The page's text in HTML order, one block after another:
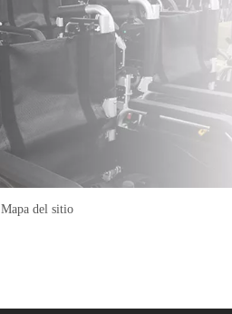
Mapa del sitio